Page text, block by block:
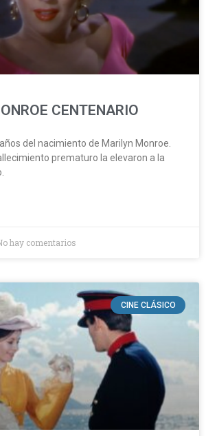
CENTENARIO
del nacimiento de Marilyn Monroe.
prematuro la elevaron a la
hay comentarios
CINE CLÁSICO